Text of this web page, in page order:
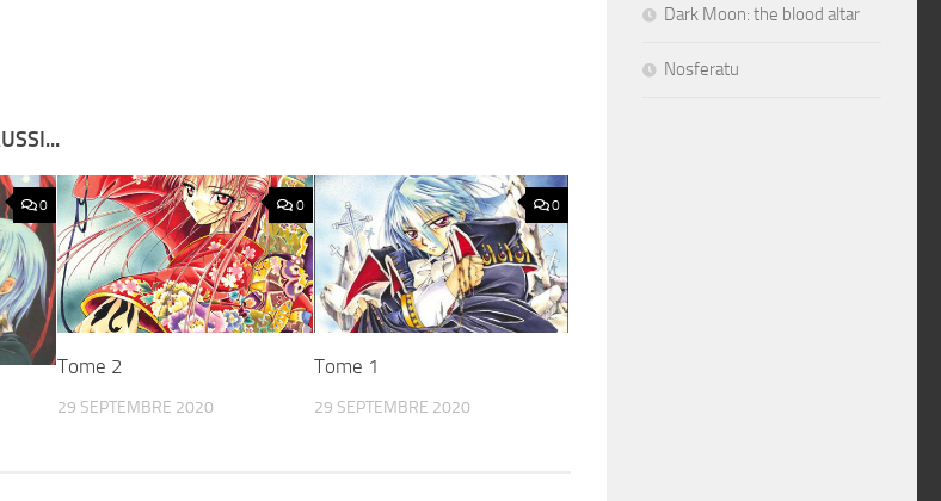
0 0
Tome 2
29 SEPTEMBRE 2020
0
Tome 1
29 SEPTEMBRE 2020
Dark Moon: the blood altar
Nosferatu